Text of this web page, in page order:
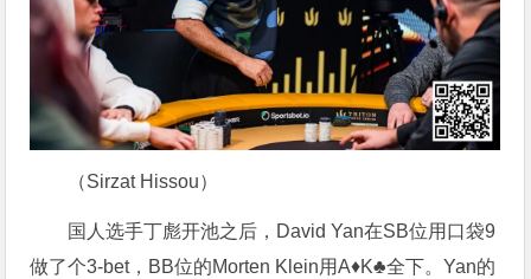
（Sirzat Hissou）
国人选手丁彪开池之后，David Yan在SB位用口袋9
做了个3-bet，BB位的Morten Klein用A♦K♣全下。Yan的